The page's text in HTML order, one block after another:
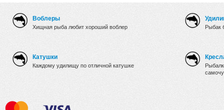
Воблеры
Хищная рыба любит хороший воблер
Катушки
Каждому удилищу по отличной катушке
Рыбак